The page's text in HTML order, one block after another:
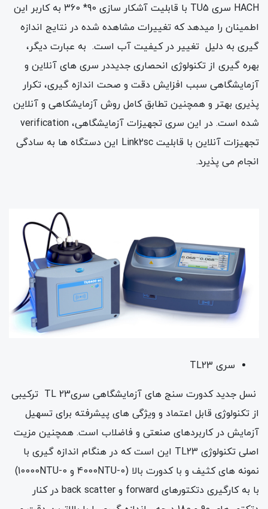
HACH سری TU5 با قابلیت آشکار سازی 90* 360 به کاربر این
اطمینان را میدهد که تغییرات مشاهده شده در نتایج اندازه
گیری به دلیل تغییر در کیفیت آب است. به عبارت دیگر،
بهره گیری از تکنولوژی انحصاری جدیددر سری های آنلاین و
آزمایشگاهی سبب افزایش دقت و صحت اندازه گیری، تکرار
پذیری بهتر و همچنین تطابق کامل روش آزمایشکاهی و آنلاین
شده است. در این سری تجهیزات آزمایشگاهی، verification
تجهیزات آنلاین با قابلیت Link2sc این دستگاه ها به سادگی
انجام می پذیرد.
سری TL23
نسل جدید کدورت سنج های آزمایشگاهی سری23 TL ترکیبی
از تکنولوژی قابل اعتماد و ویژگی های پیشرفته برای تسهیل
آزمایش در کاربردهای صنعتی و فاضلاب است. همچنین مزیت
اصلی تکنولوژی TL23 این است که در هنگام اندازه گیری با
نمونه های کثیف و با کدورت بالا (0-4000NTU و 0-10000NTU)
با به کارگیری دتکتورهای forward و back scatter در کنار